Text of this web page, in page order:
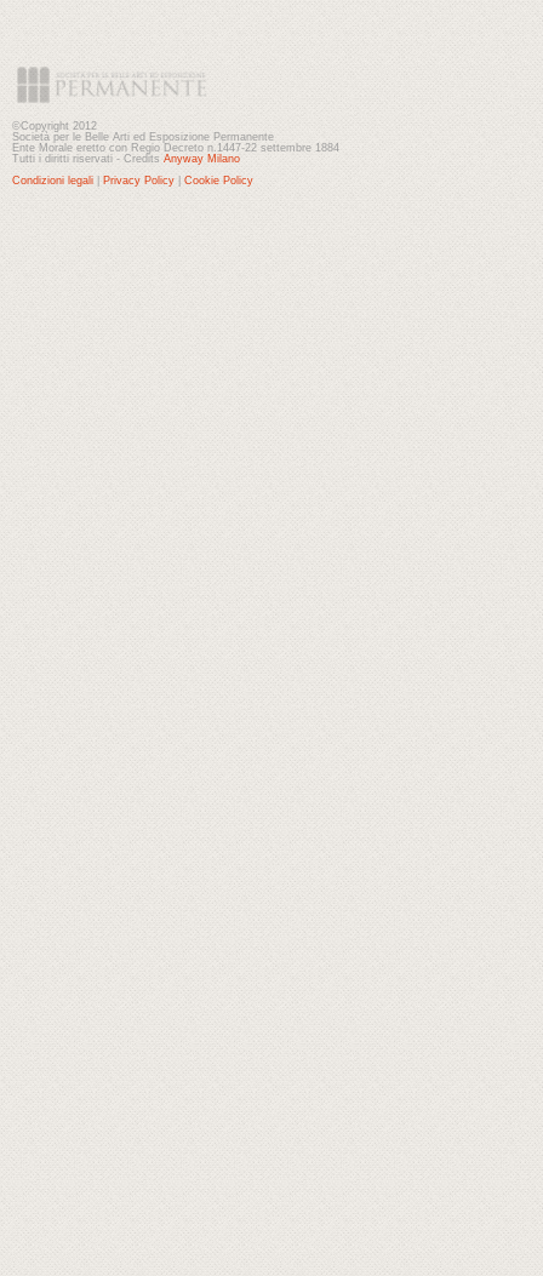
©Copyright 2012
Società per le Belle Arti ed Esposizione Permanente
Ente Morale eretto con Regio Decreto n.1447-22 settembre 1884
Tutti i diritti riservati - Credits Anyway Milano
Condizioni legali
Privacy Policy Cookie Policy